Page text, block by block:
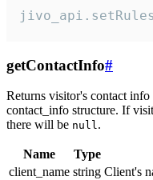
getContactInfo#
Returns visitor's contact
contact_info structure. If
there will be null.
Name Type
client_name string Client's